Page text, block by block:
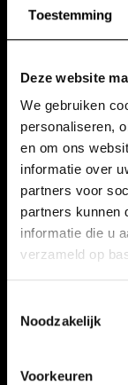
Toestemming
Deze website
We gebruiken
personaliseren,
en om ons
informatie over
partners voor
partners kunnen
informatie die u
verzameld op
Noodzakelijk
Voorkeuren
weten of we 'goed
komen.
Press quotes:
It’s hard to resist
sometimes
perfection, and
Gardner
performance about
— Tatjana
DATA
vr 5 apr. 24
20:30 - 21:45u
TICKETS
za 6 apr. 24